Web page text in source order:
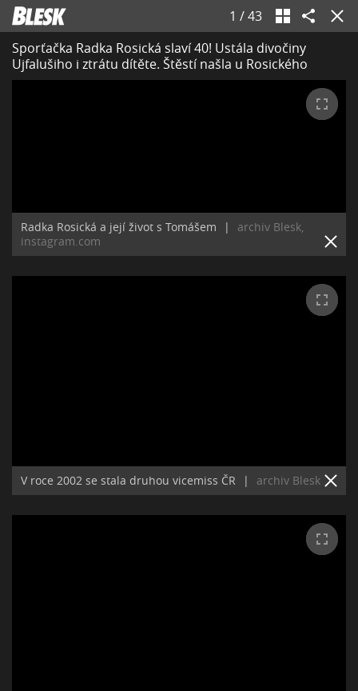
1 /43
Sporťačka Radka Rosická slaví 40! Ustála divočiny
Ujfalušiho i ztrátu dítěte. Štěstí našla u Rosického
Radka Rosická a její život s Tomášem |
archiv Blesk,
instagram.com
V roce 2002 se stala druhou vicemiss ČR | archiv Blesk